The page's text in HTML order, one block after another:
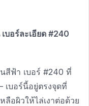
บอร์ละเอียด #240
สีฟ้า เบอร์ #240 ที่
เบอร์นี้อยู่ตรงจุดที่
ลือผิวให้ไล่เงาต่อด้วย